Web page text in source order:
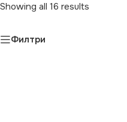
Showing all 16 results
Филтри